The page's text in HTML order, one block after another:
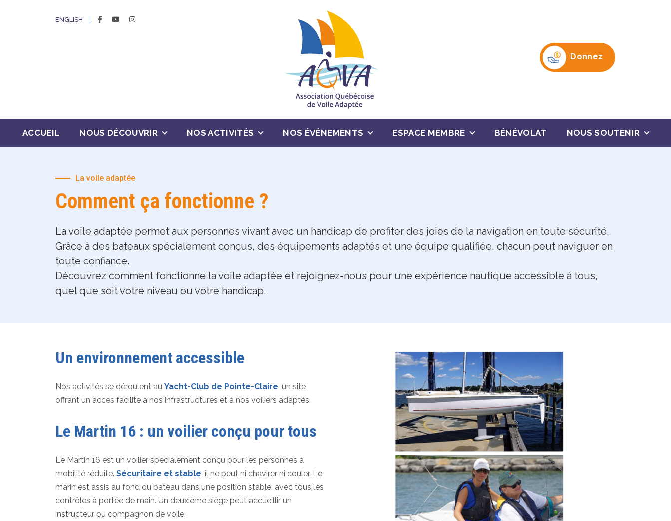
ENGLISH FACEBOOKYOUTUBE
INSTAGRAM
Donnez
ACCUEIL NOUS DÉCOUVRIR NOS ACTIVITÉS NOS ÉVÉNEMENTS ESPACE MEMBRE BÉNÉVOLAT NOUS SOUTENIR
La voile adaptée
Comment ça fonctionne ?
La voile adaptée permet aux personnes vivant avec un handicap de profiter des joies de la navigation en toute sécurité.
Grâce à des bateaux spécialement conçus, des équipements adaptés et une équipe qualifiée, chacun peut naviguer en
toute confiance.
Découvrez comment fonctionne la voile adaptée et rejoignez-nous pour une expérience nautique accessible à tous,
quel que soit votre niveau ou votre handicap.
Un environnement accessible
Nos activités se déroulent au Yacht-Club de Pointe-Claire, un site
offrant un accès facilité à nos infrastructures et à nos voiliers adaptés.
Le Martin 16 : un voilier conçu pour tous
Le Martin 16 est un voilier spécialement conçu pour les personnes à
mobilité réduite. Sécuritaire et stable, il ne peut ni chavirer ni couler. Le
marin est assis au fond du bateau dans une position stable, avec tous les
contrôles à portée de main. Un deuxième siège peut accueillir un
instructeur ou compagnon de voile.